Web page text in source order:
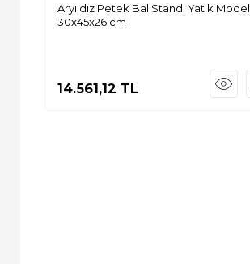
Aryıldız Petek Bal Standı Yatık Model
30x45x26 cm
14.561,12 TL